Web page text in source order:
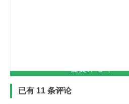
已有 11 条评论